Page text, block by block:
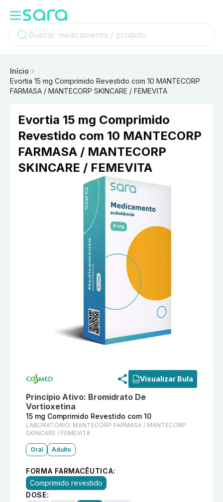
Início
Evortia 15 mg Comprimido Revestido com 10 MANTECORP
FARMASA / MANTECORP SKINCARE / FEMEVITA
Evortia 15 mg Comprimido
Revestido com 10 MANTECORP
FARMASA / MANTECORP
SKINCARE / FEMEVITA
Visualizar Bula
Princípio Ativo: Bromidrato De
Vortioxetina
15 mg Comprimido Revestido com 10
LABORATÓRIO: MANTECORP FARMASA / MANTECORP
SKINCARE / FEMEVITA
Oral Adulto
FORMA FARMACÊUTICA:
Comprimido revestido
DOSE: